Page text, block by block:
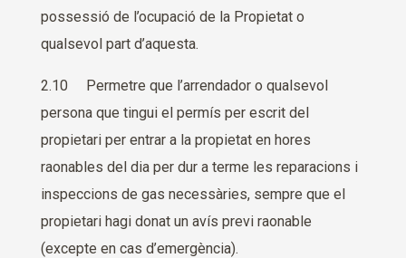
possessió de l’ocupació de la Propietat o
qualsevol part d’aquesta.
2.10 Permetre que l’arrendador o qualsevol
persona que tingui el permís per escrit del
propietari per entrar a la propietat en hores
raonables del dia per dur a terme les reparacions i
inspeccions de gas necessàries, sempre que el
propietari hagi donat un avís previ raonable
(excepte en cas d’emergència).